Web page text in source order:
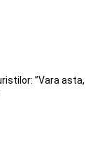
”Vara asta,